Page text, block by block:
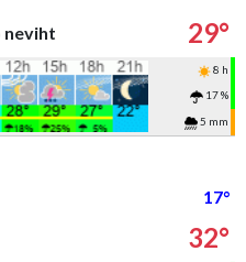
neviht 29°
8 h
17 %
5 mm
17°
32°